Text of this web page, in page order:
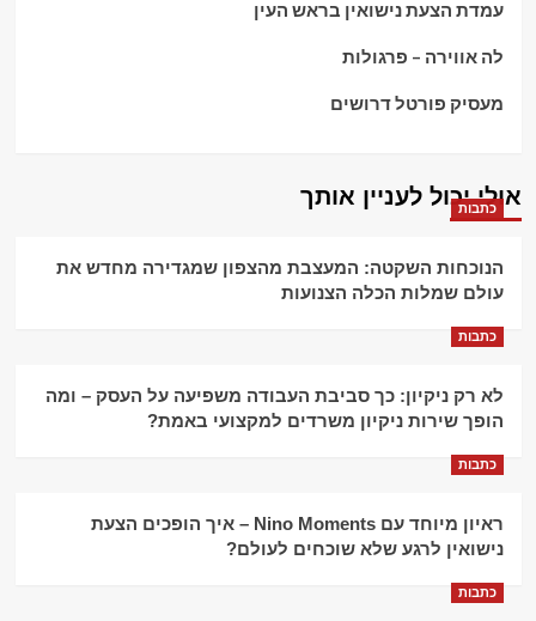
עמדת הצעת נישואין בראש העין
לה אווירה – פרגולות
מעסיק פורטל דרושים
אולי יכול לעניין אותך
כתבות
הנוכחות השקטה: המעצבת מהצפון שמגדירה מחדש את
עולם שמלות הכלה הצנועות
כתבות
לא רק ניקיון: כך סביבת העבודה משפיעה על העסק – ומה
הופך שירות ניקיון משרדים למקצועי באמת?
כתבות
ראיון מיוחד עם Nino Moments – איך הופכים הצעת
נישואין לרגע שלא שוכחים לעולם?
כתבות